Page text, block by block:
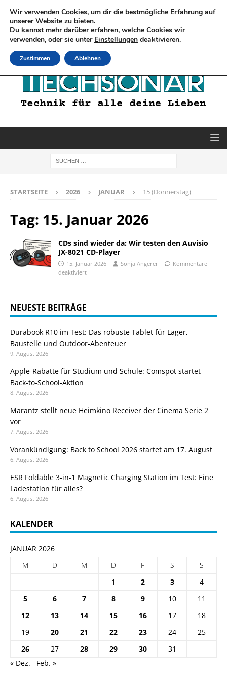
STARTSEITE 2026 JANUAR 15 (Donnerstag)
Tag: 15. Januar 2026
CDs sind wieder da: Wir testen den Auvisio
JX-8021 CD-Player
15. Januar 2026 Sonja Angerer
Kommentare
deaktiviert
NEUESTE BEITRÄGE
Durabook R10 im Test: Das robuste Tablet für Lager,
Baustelle und Outdoor-Abenteuer
9. August 2026
Apple-Rabatte für Studium und Schule: Comspot startet
Back-to-School-Aktion
8. August 2026
Marantz stellt neue Heimkino Receiver der Cinema Serie 2
vor
7. August 2026
Vorankündigung: Back to School 2026 startet am 17. August
6. August 2026
ESR Foldable 3-in-1 Magnetic Charging Station im Test: Eine
Ladestation für alles?
6. August 2026
KALENDER
JANUAR 2026
M
D M D F S
S
1
2 3
4
5
6 7 8 9 10
11
12
13 14 15 16 17
18
19
20 21 22 23 24
25
26
27 28 29 30
31
« Dez.
Feb. »
Wir verwenden Cookies, um dir die bestmögliche Erfahrung auf
unserer Website zu bieten.
Du kannst mehr darüber erfahren, welche Cookies wir
verwenden, oder sie unter Einstellungen deaktivieren.
Zustimmen Ablehnen